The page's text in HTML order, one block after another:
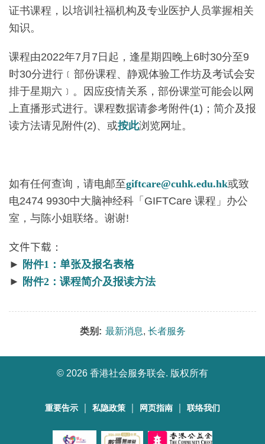
证书课程，以培训社福机构及专业医护人员掌握相关
知识。
课程由2022年7月7日起，逢星期四晚上6时30分至9
时30分进行﹝部份课程、静观体验工作坊及考试会安
排于星期六﹞。因应疫情关系，部份课堂可能会以网
上直播形式进行。课程数据请参考附件(1)；简介及报
读方法请见附件(2)、或按此浏览网址。
如有任何查询，请电邮至giftcare@cuhk.edu.hk或致
电2474 9930中大脑神经科「GIFTCare 课程」办公
室，与陈小姐联络。谢谢!
文件下载 ：
► 附件1： 单张及报名表格
► 附件2：课程简介及报读方法
类别: 最新消息, 长者服务
© 2026 香港社会服务联会. 版权所有
重要告示 私隐政策 网页指南 联络我们